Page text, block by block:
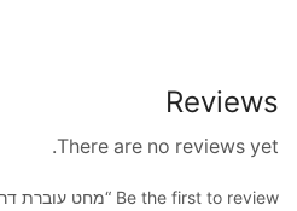
Reviews
There are no reviews yet.
Be the first to review “מחט עוברת דרך היד”